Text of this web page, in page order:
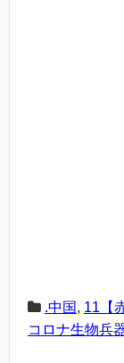
.中国, 11【
コロナ生物兵